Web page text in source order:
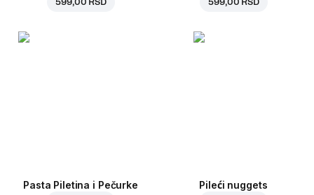
Pasta Piletina i Pečurke Pileći nuggets